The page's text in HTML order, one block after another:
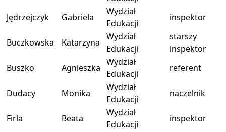
Jędrzejczyk
Gabriela
Wydział
Edukacji
inspektor
Buczkowska Katarzyna
Wydział
Edukacji
starszy
inspektor
Buszko
Agnieszka
Wydział
Edukacji
referent
Dudacy Monika
Wydział
Edukacji
naczelnik
Firla Beata
Wydział
Edukacji
inspektor